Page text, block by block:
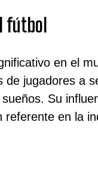
fútbol
en el
de jugadores a
Su
referente en la